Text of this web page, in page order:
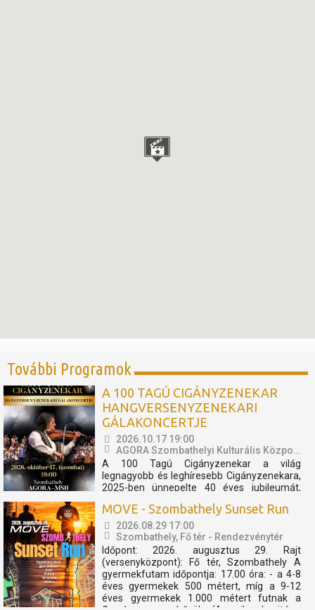
További Programok
A 100 TAGÚ CIGÁNYZENEKAR
HANGVERSENYZENEKARI
GÁLAKONCERTJE
2026.10.17 19:00
AGORA Szombathelyi Kulturális Központ
A 100 Tagú Cigányzenekar a világ
legnagyobb és leghíresebb Cigányzenekara,
2025-ben ünnepelte 40 éves jubileumát,
koncertshow született. Zenekar és TBG a
megtapasztalt sikerek mentén úgy
döntöttek, hogy az előadást folytatólagosan
2026-ban is bemutatóra tűzik. A...
MOVE - Szombathely Sunset Run
2026.08.29 17:00
Szombathely, Fő tér - Rendezvénytér
Időpont: 2026. augusztus 29. Rajt
(versenyközpont): Fő tér, Szombathely A
gyermekfutam időpontja: 17.00 óra: - a 4-8
éves gyermekek 500 métert, míg a 9-12
éves gyermekek 1.000 métert futnak a